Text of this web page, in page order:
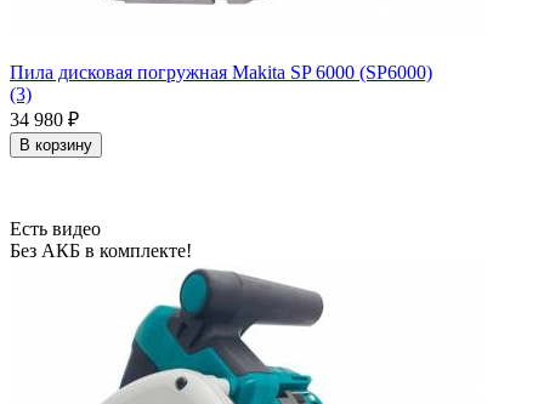
Пила дисковая погружная Makita SP 6000 (SP6000)
(3)
34 980 ₽
В корзину
Есть видео
Без АКБ в комплекте!